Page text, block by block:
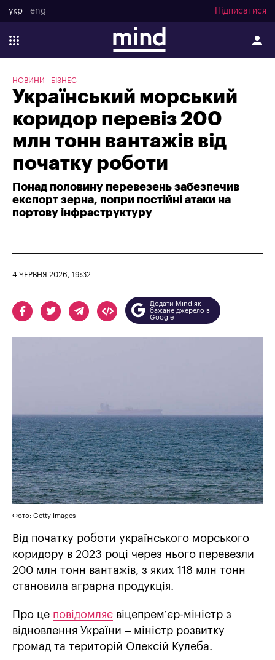
укр eng Підписатися
НОВИНИ БІЗНЕС
Український морський
коридор перевіз 200
млн тонн вантажів від
початку роботи
Понад половину перевезень забезпечив
експорт зерна, попри постійні атаки на
портову інфраструктуру
4 ЧЕРВНЯ 2026, 19:32
Додати Mind як
бажане джерело в
Google
Фото: Getty Images
Від початку роботи українського морського
коридору в 2023 році через нього перевезли
200 млн тонн вантажів, з яких 118 млн тонн
становила аграрна продукція.
Про це повідомляє віцепрем’єр-міністр з
відновлення України – міністр розвитку
громад та територій Олексій Кулеба.